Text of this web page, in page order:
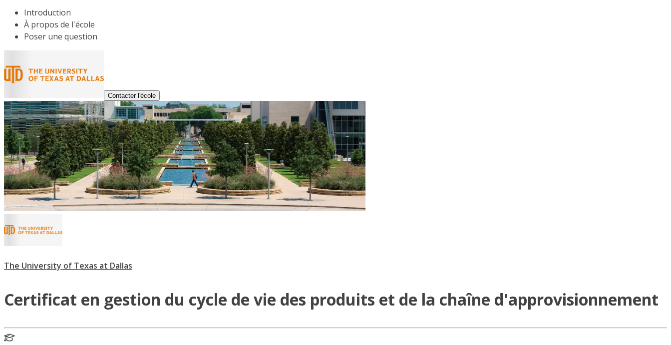
Introduction
À propos de l'école
Poser une question
Contacter l'école
The University of Texas at Dallas
Certificat en gestion du cycle de vie des produits et de la chaîne d'approvisionnement